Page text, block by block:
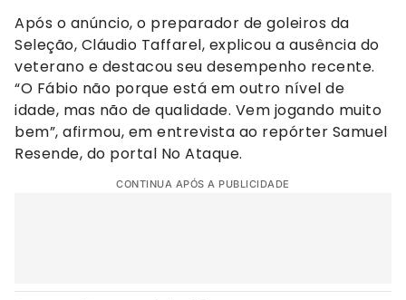
Após o anúncio, o preparador de goleiros da
Seleção, Cláudio Taffarel, explicou a ausência do
veterano e destacou seu desempenho recente.
“O Fábio não porque está em outro nível de
idade, mas não de qualidade. Vem jogando muito
bem”, afirmou, em entrevista ao repórter Samuel
Resende, do portal No Ataque.
CONTINUA APÓS A PUBLICIDADE